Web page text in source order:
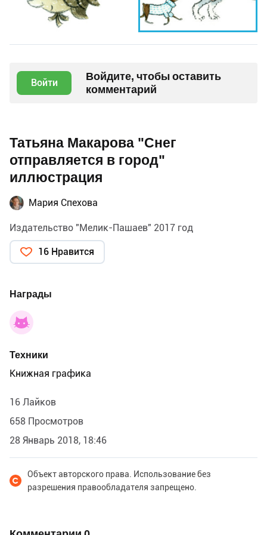
Войти
Войдите, чтобы оставить
комментарий
Татьяна Макарова "Снег
отправляется в город"
иллюстрация
Мария Спехова
Издательство "Мелик-Пашаев" 2017 год
16 Нравится
Награды
Техники
Книжная графика
16 Лайков
658 Просмотров
28 Январь 2018, 18:46
Объект авторского права. Использование без
разрешения правообладателя запрещено.